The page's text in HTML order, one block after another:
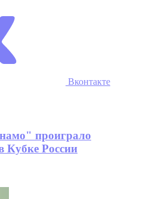
Вконтакте
проиграло
России